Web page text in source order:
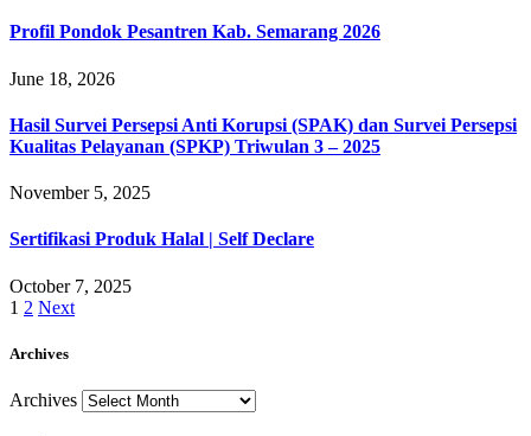
Profil Pondok Pesantren Kab. Semarang 2026
June 18, 2026
Hasil Survei Persepsi Anti Korupsi (SPAK) dan Survei Persepsi
Kualitas Pelayanan (SPKP) Triwulan 3 – 2025
November 5, 2025
Sertifikasi Produk Halal | Self Declare
October 7, 2025
1 2 Next
Archives
Archives